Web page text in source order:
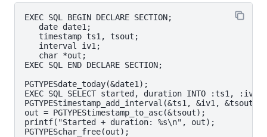
EXEC SQL BEGIN DECLARE SECTION;
   date date1;
   timestamp ts1, tsout;
   interval iv1;
   char *out;
EXEC SQL END DECLARE SECTION;
PGTYPESdate_today(&date1);
EXEC SQL SELECT started, duration INTO :ts1, :iv1
PGTYPEStimestamp_add_interval(&ts1, &iv1, &tsout);
out = PGTYPEStimestamp_to_asc(&tsout);
printf("Started + duration: %s\n", out);
PGTYPESchar_free(out);